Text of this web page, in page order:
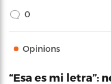
0
Opinions
“Esa es mi letra”: